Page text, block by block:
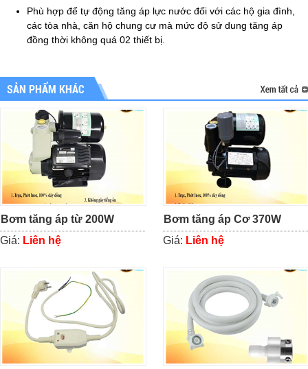
Phù hợp để tự động tăng áp lực nước đối với các hộ gia đình,
các tòa nhà, căn hộ chung cư mà mức độ sử dung tăng áp
đồng thời không quá 02 thiết bị.
SẢN PHẨM KHÁC
Bơm tăng áp từ 200W
Giá: Liên hệ
Bơm tăng áp Cơ 370W
Giá: Liên hệ